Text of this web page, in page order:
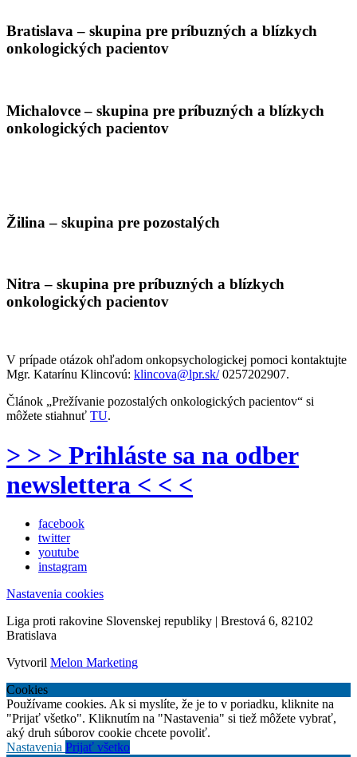
Bratislava – skupina pre príbuzných a blízkych
onkologických pacientov
Michalovce – skupina pre príbuzných a blízkych
onkologických pacientov
Žilina – skupina pre pozostalých
Nitra – skupina pre príbuzných a blízkych
onkologických pacientov
V prípade otázok ohľadom onkopsychologickej pomoci kontaktujte
Mgr. Katarínu Klincovú: klincova@lpr.sk/0257202907.
Článok „Prežívanie pozostalých onkologických pacientov“ si
môžete stiahnuť TU.
> > > Prihláste sa na odber
newslettera < < <
facebook
twitter
youtube
instagram
Nastavenia cookies
Liga proti rakovine Slovenskej republiky | Brestová 6, 82102
Bratislava
Vytvoril Melon Marketing
Cookies
Používame cookies. Ak si myslíte, že je to v poriadku, kliknite na
"Prijať všetko". Kliknutím na "Nastavenia" si tiež môžete vybrať,
aký druh súborov cookie chcete povoliť.
Nastavenia Prijať všetko